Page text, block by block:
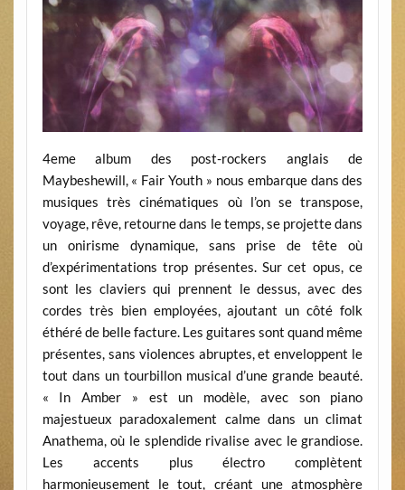
4eme album des post-rockers anglais de
Maybeshewill, « Fair Youth » nous embarque dans des
musiques très cinématiques où l’on se transpose,
voyage, rêve, retourne dans le temps, se projette dans
un onirisme dynamique, sans prise de tête où
d’expérimentations trop présentes. Sur cet opus, ce
sont les claviers qui prennent le dessus, avec des
cordes très bien employées, ajoutant un côté folk
éthéré de belle facture. Les guitares sont quand même
présentes, sans violences abruptes, et enveloppent le
tout dans un tourbillon musical d’une grande beauté.
« In Amber » est un modèle, avec son piano
majestueux paradoxalement calme dans un climat
Anathema, où le splendide rivalise avec le grandiose.
Les accents plus électro complètent
harmonieusement le tout, créant une atmosphère